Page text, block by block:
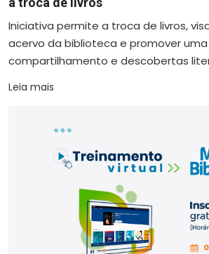
Iniciativa permite a troca de livros,
acervo da biblioteca e promover
compartilhamento e descobertas
Leia mais